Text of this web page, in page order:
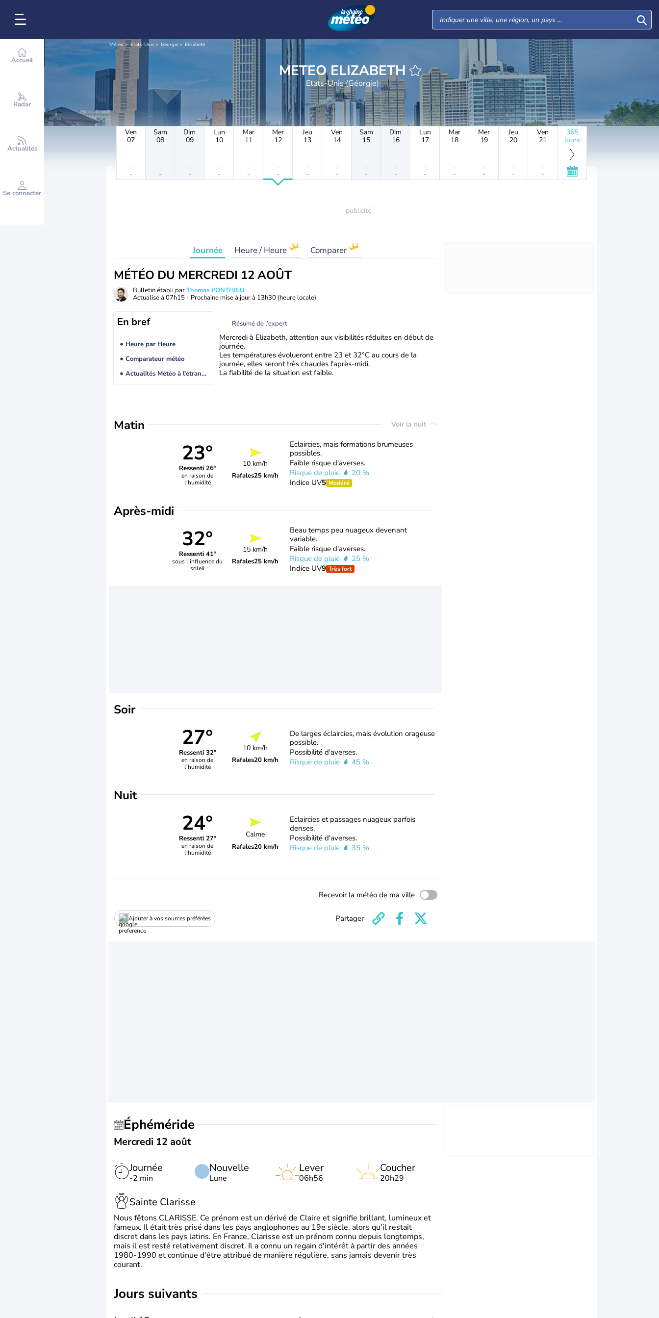
Accueil
Radar
Actualités
Se connecter
Météo Etats-Unis Géorgie Elizabeth
METEO ELIZABETH
Etats-Unis (Géorgie)
Ven
07
-
-
Sam
08
-
-
Dim
09
-
-
Lun
10
-
-
Mar
11
-
-
Mer
12
-
-
Jeu
13
-
-
Ven
14
-
-
Sam
15
-
-
Dim
16
-
-
Lun
17
-
-
Mar
18
-
-
Mer
19
-
-
Jeu
20
-
-
Ven
21
-
-
365
Jours
Journée Heure / Heure Comparer
MÉTÉO DU MERCREDI 12 AOÛT
Bulletin établi parThomas PONTHIEU
Actualisé à 07h15 - Prochaine mise à jour à 13h30 (heure locale)
En bref
Heure par Heure
Comparateur météo
Actualités Météo à l'étranger
Résumé de l’expert
Mercredi à Elizabeth, attention aux visibilités réduites en début de
journée.
Les températures évolueront entre 23 et 32°C au cours de la
journée, elles seront très chaudes l'après-midi.
La fiabilité de la situation est faible.
Matin Voir la nuit
23°
Ressenti 26°
en raison de
l'humidité
10 km/h
Rafales25 km/h
Eclaircies, mais formations brumeuses
possibles.
Faible risque d'averses.
Risque de pluie
20 %
Indice UV5 Modéré
Après-midi
32°
Ressenti 41°
sous l’influence du
soleil
15 km/h
Rafales25 km/h
Beau temps peu nuageux devenant
variable.
Faible risque d'averses.
Risque de pluie
25 %
Indice UV9 Très fort
Soir
27°
Ressenti 32°
en raison de
l'humidité
10 km/h
Rafales20 km/h
De larges éclaircies, mais évolution orageuse
possible.
Possibilité d'averses.
Risque de pluie
45 %
Nuit
24°
Ressenti 27°
en raison de
l'humidité
Calme
Rafales20 km/h
Eclaircies et passages nuageux parfois
denses.
Possibilité d'averses.
Risque de pluie
35 %
Recevoir la météo de ma ville
Ajouter à vos sources préférées Partager
Éphéméride
Mercredi 12 août
Journée
-2 min
Nouvelle
Lune
Lever
06h56
Coucher
20h29
Sainte Clarisse
Nous fêtons CLARISSE. Ce prénom est un dérivé de Claire et signifie brillant, lumineux et
fameux. Il était très prisé dans les pays anglophones au 19e siècle, alors qu'il restait
discret dans les pays latins. En France, Clarisse est un prénom connu depuis longtemps,
mais il est resté relativement discret. Il a connu un regain d'intérêt à partir des années
1980-1990 et continue d'être attribué de manière régulière, sans jamais devenir très
courant.
jours suivants